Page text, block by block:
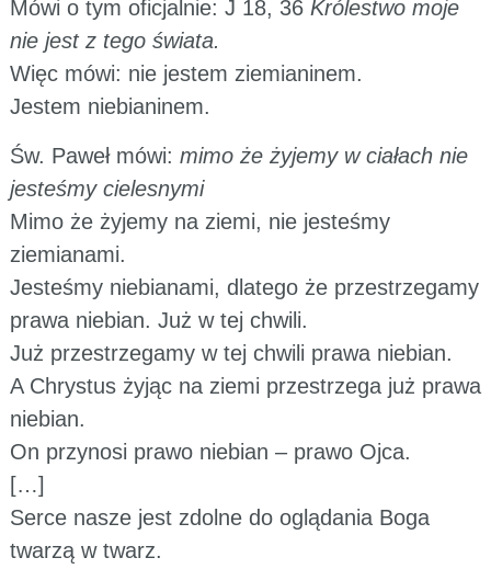
Mówi o tym oficjalnie: J 18, 36 Królestwo moje
nie jest z tego świata.
Więc mówi: nie jestem ziemianinem.
Jestem niebianinem.
Św. Paweł mówi: mimo że żyjemy w ciałach nie
jesteśmy cielesnymi
Mimo że żyjemy na ziemi, nie jesteśmy
ziemianami.
Jesteśmy niebianami, dlatego że przestrzegamy
prawa niebian. Już w tej chwili.
Już przestrzegamy w tej chwili prawa niebian.
A Chrystus żyjąc na ziemi przestrzega już prawa
niebian.
On przynosi prawo niebian – prawo Ojca.
[…]
Serce nasze jest zdolne do oglądania Boga
twarzą w twarz.